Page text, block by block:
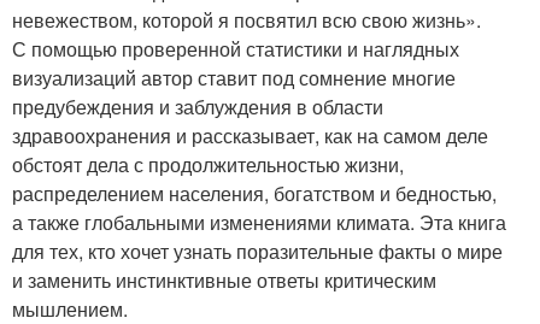
невежеством, которой я посвятил всю свою жизнь».
С помощью проверенной статистики и наглядных
визуализаций автор ставит под сомнение многие
предубеждения и заблуждения в области
здравоохранения и рассказывает, как на самом деле
обстоят дела с продолжительностью жизни,
распределением населения, богатством и бедностью,
а также глобальными изменениями климата. Эта книга
для тех, кто хочет узнать поразительные факты о мире
и заменить инстинктивные ответы критическим
мышлением.